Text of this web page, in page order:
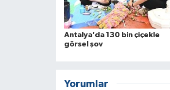
Antalya’da 130 bin çiçekle
görsel şov
Yorumlar